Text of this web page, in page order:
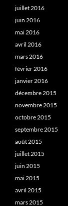
juillet 2016
juin 2016
mai 2016
avril 2016
mars 2016
février 2016
janvier 2016
décembre 2015
novembre 2015
octobre 2015
septembre 2015
août 2015
juillet 2015
juin 2015
mai 2015
avril 2015
mars 2015